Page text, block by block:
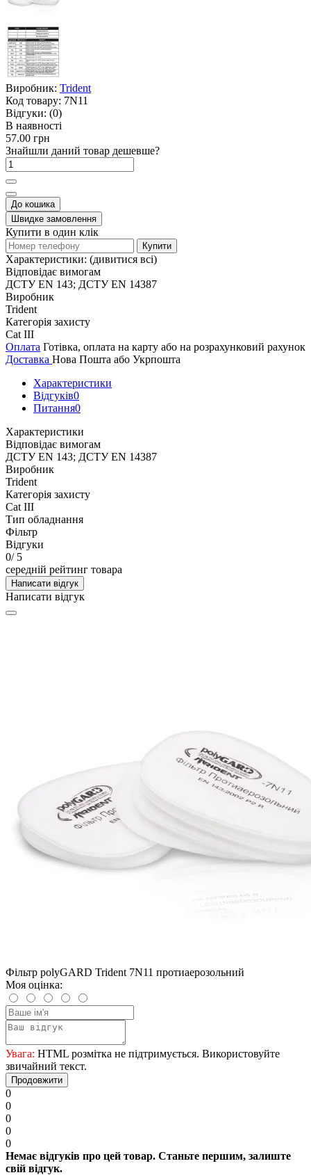
Виробник: Trident
Код товару: 7N11
Відгуки: (0)
В наявності
57.00 грн
Знайшли даний товар дешевше?
До кошика
Швидке замовлення
Купити в один клік
Купити
Характеристики: (дивитися всі)
Відповідає вимогам
ДСТУ EN 143; ДСТУ EN 14387
Виробник
Trident
Категорія захисту
Cat III
Оплата Готівка, оплата на карту або на розрахунковий рахунок
Доставка Нова Пошта або Укрпошта
Характеристики
Відгуків0
Питання0
Характеристики
Відповідає вимогам
ДСТУ EN 143; ДСТУ EN 14387
Виробник
Trident
Категорія захисту
Cat III
Тип обладнання
Фільтр
Відгуки
0/ 5
середній рейтинг товара
Написати відгук
Написати відгук
Фільтр polyGARD Trident 7N11 протиаерозольний
Моя оцінка:
Увага: HTML розмітка не підтримується. Використовуйте
звичайний текст.
Продовжити
0
0
0
0
0
Немає відгуків про цей товар. Станьте першим, залиште
свій відгук.